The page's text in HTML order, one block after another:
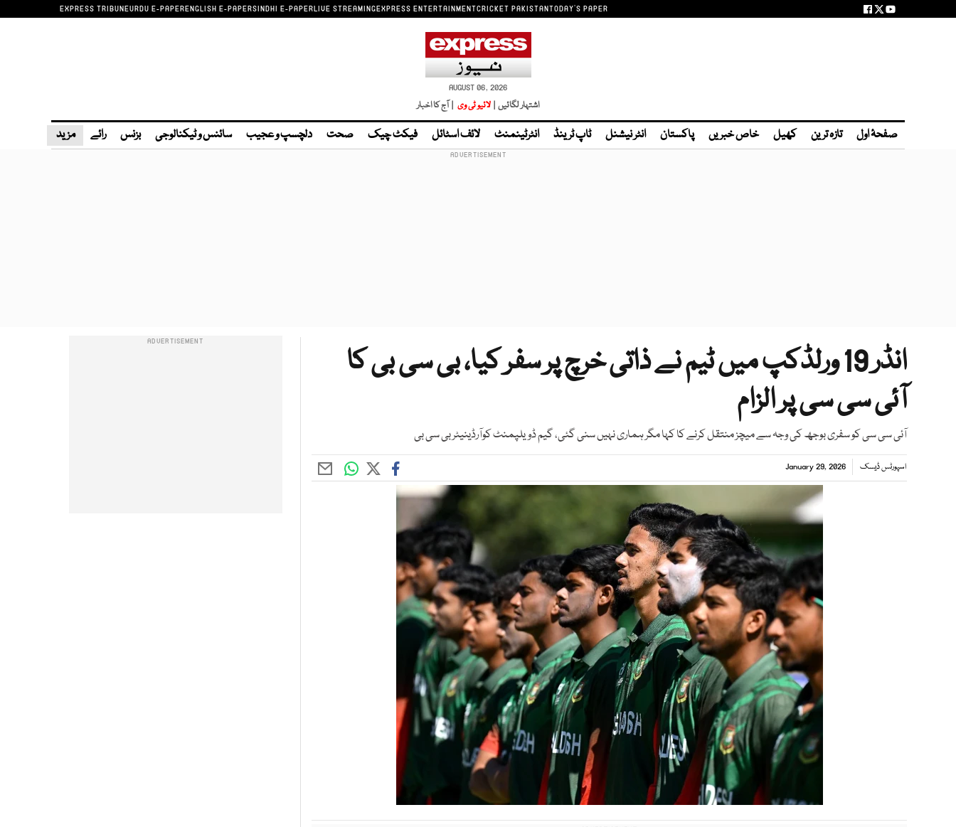
EXPRESS TRIBUNEURDU E-PAPERENGLISH E-PAPERSINDHI E-PAPERLIVE STREAMINGEXPRESS ENTERTAINMENTCRICKET PAKISTANTODAY'S PAPER
AUGUST 06, 2026
اشتہار لگائیں | لائیو ٹی وی | آج کا اخبار
صفحۂ اول تازہ ترین کھیل خاص خبریں پاکستان انٹر نیشنل ٹاپ ٹرینڈ انٹرٹینمنٹ لائف اسٹائل فیکٹ چیک صحت دلچسپ و عجیب سائنس و ٹیکنالوجی بزنس رائے مزید
انڈر 19 ورلڈکپ میں ٹیم نے ذاتی خرچ پر سفر کیا، بی سی بی کا
آئی سی سی پر الزام
آئی سی سی کو سفری بوجھ کی وجہ سے میچز منتقل کرنے کا کہا مگر ہماری نہیں سنی گئی، گیم ڈویلپمنٹ کوآرڈینیٹر بی سی بی
اسپورٹس ڈیسک January 29, 2026